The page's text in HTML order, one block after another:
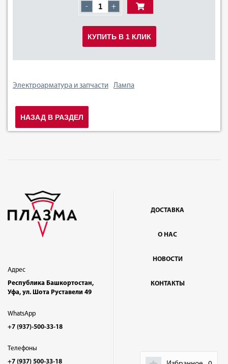
- +
КУПИТЬ В 1 КЛИК
Электроарматура и запчасти Лампа
НАЗАД В РАЗДЕЛ
Адрес
Республика Башкортостан,
Уфа, ул. Шота Руставели 49
WhatsApp
+7 (937)-500-33-18
Телефоны
+7 (937) 500-33-18
ДОСТАВКА
О НАС
НОВОСТИ
КОНТАКТЫ